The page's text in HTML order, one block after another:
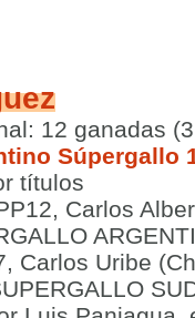
12 ganadas
Súpergallo
títulos
Carlos
Carlos Uribe